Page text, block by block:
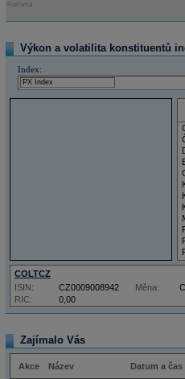
Reklama
Výkon a volatilita konstituentů
Index:
COLTCZ
RIC: 0,00
ISIN: CZ0009008942 Měna:
Zajímalo Vás
Akce Název Datum a čas